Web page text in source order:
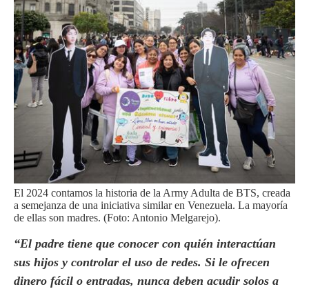
El 2024 contamos la historia de la Army Adulta de BTS, creada
a semejanza de una iniciativa similar en Venezuela. La mayoría
de ellas son madres. (Foto: Antonio Melgarejo).
“El padre tiene que conocer con quién interactúan
sus hijos y controlar el uso de redes. Si le ofrecen
dinero fácil o entradas, nunca deben acudir solos a